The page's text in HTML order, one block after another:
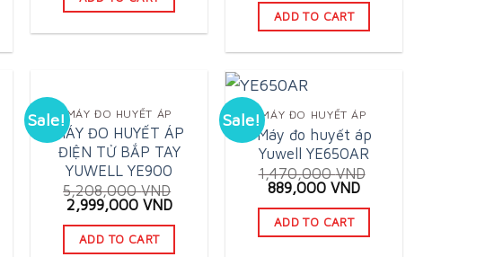
1,580,000 VND.899,000 VND.
was:
440,000 VND.
ADD TO CART
Sale! MÁY ĐO HUYẾT ÁP
MÁY ĐO HUYẾT ÁP
ĐIỆN TỬ BẮP TAY
YUWELL YE900
5,208,000VND
Original
was:
5,208,000 VND.
2,999,000 VNDCurrent
ADD TO CART
Sale! MÁY ĐO HUYẾT ÁP
Máy đo huyết áp
Yuwell YE650AR
1,470,000VND
Original
was:
1,470,000 VND.
889,000VNDCurrent
ADD TO CART